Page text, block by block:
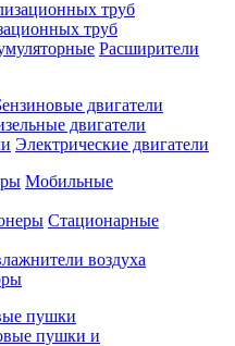
труб
Расширители
двигатели
двигатели
Электрические двигатели
Мобильные
Стационарные
воздуха
пушки
пушки и